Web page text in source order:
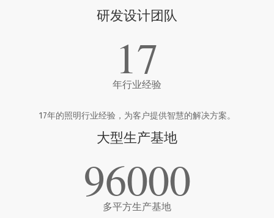
研发设计团队
17
年行业经验
17年的照明行业经验，为客户提供智慧的解决方案。
大型生产基地
96000
多平方生产基地